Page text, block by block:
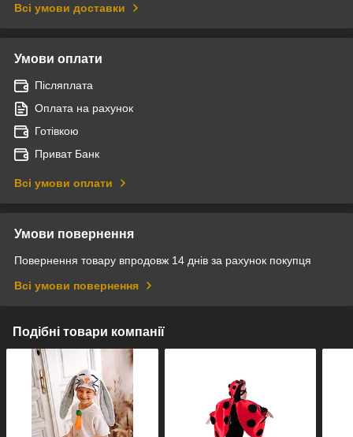
Всі умови доставки
Умови оплати
Післяплата
Оплата на рахунок
Готівкою
Приват Банк
Всі умови оплати
Умови повернення
Повернення товару впродовж 14 днів за рахунок покупця
Всі умови повернення
Подібні товари компанії